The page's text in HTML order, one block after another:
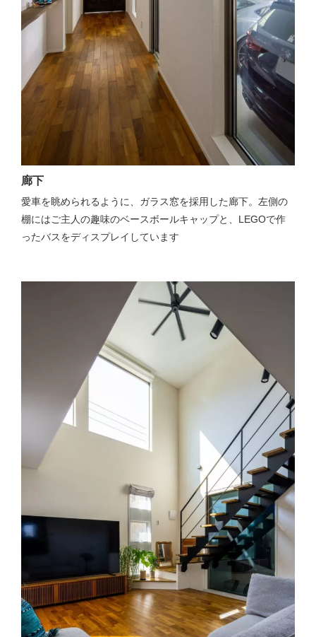
廊下
愛車を眺められるように、ガラス窓を採用した廊下。左側の
棚にはご主人の趣味のベースボールキャップと、LEGOで作
ったバスをディスプレイしています